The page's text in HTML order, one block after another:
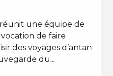
réunit une équipe de
de faire
des voyages d’antan
du...